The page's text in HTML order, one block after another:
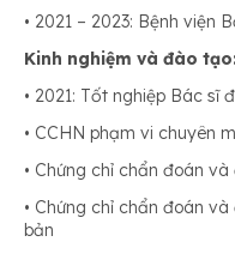
• 2021 – 2023: Bệnh viện
Kinh nghiệm và đào
• 2021: Tốt nghiệp Bác sĩ
• CCHN phạm vi chuyên
• Chứng chỉ chẩn đoán
• Chứng chỉ chẩn đoán
bản